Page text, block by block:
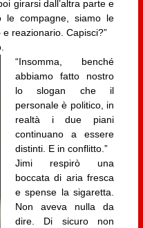
girarsi dall’altra parte e
le compagne, siamo le
reazionario. Capisci?”
“Insomma, benché
abbiamo fatto nostro
lo slogan che il
personale è politico, in
realtà i due piani
continuano a essere
distinti. E in conflitto.”
Jimi respirò una
boccata di aria fresca
e spense la sigaretta.
Non aveva nulla da
dire. Di sicuro non